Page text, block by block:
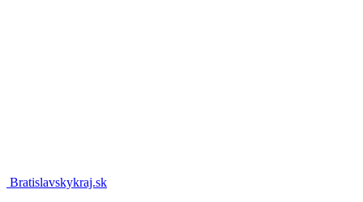
Bratislavskykraj.sk